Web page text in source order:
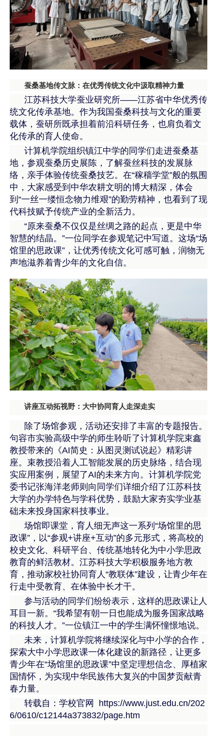
蚕桑基地传文脉：在优秀传统文化中汲取精神力量
江苏科技大学蚕业研究所——江苏省中华优秀传
统文化传承基地。作为我国蚕桑科技与文化的重要
载体，蚕研所既承担着前沿科研任务，也肩负着文
化传承的育人使命。
计算机学院组织镇江中学的同学们走进蚕桑基
地，参观蚕桑历史展陈，了解蚕丝科技的发展脉
络，亲手体验传统蚕桑技艺。在“稼穑学堂”般的氛围
中，大家感受到中华农耕文明的博大精深，体会
到“一丝一缕恒念物力维艰”的勤劳精神，也看到了现
代科技赋予传统产业的全新活力。
“原来蚕桑不仅仅是丝绸之路的起点，更是中华
智慧的结晶。”一位同学在参观笔记中写道。这场“场
馆里的思政课”，让优秀传统文化可感可触，润物无
声地滋养着青少年的文化自信。
讲座互动拓视野：大中协同育人走深走实
除了场馆参观，活动还安排了丰富的专题报告。
句容市实验高级中学的师生聆听了计算机学院束鑫
教授带来的《AI简史：从图灵测试说起》精彩讲
座。束教授沿着人工智能发展的历史脉络，结合现
实应用案例，展望了AI的未来方向。计算机学院党
委书记张海洋老师则向同学们详细介绍了江苏科技
大学的办学特色与学科优势，鼓励大家夯实学业基
础未来投身国家科技事业。
场馆即课堂，育人细无声这一系列“场馆里的思
政课”，以“参观+讲座+互动”的多元形式，将高校的
校史文化、科研平台、传统基地转化为中小学思政
教育的鲜活教材。江苏科技大学积极服务地方教
育，推动家校社协同育人“教联体”建设，让青少年在
行走中受教育、在体验中长才干。
参与活动的同学们纷纷表示，这样的思政课让人
耳目一新。“我希望有朝一日也能成为服务国家战略
的科技人才。”一位镇江一中的学生满怀憧憬地说。
未来，计算机学院将继续深化与中小学的合作，
探索大中小学思政课一体化建设的新路径，让更多
青少年在“场馆里的思政课”中坚定理想信念、厚植家
国情怀，为实现中华民族伟大复兴的中国梦贡献青
春力量。
转载自：学校官网 https://www.just.edu.cn/202
6/0610/c12144a373832/page.htm